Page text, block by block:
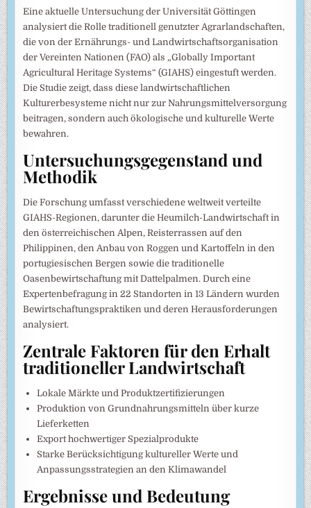
Eine aktuelle Untersuchung der Universität Göttingen
analysiert die Rolle traditionell genutzter Agrarlandschaften,
die von der Ernährungs- und Landwirtschaftsorganisation
der Vereinten Nationen (FAO) als „Globally Important
Agricultural Heritage Systems“ (GIAHS) eingestuft werden.
Die Studie zeigt, dass diese landwirtschaftlichen
Kulturerbesysteme nicht nur zur Nahrungsmittelversorgung
beitragen, sondern auch ökologische und kulturelle Werte
bewahren.
Untersuchungsgegenstand und
Methodik
Die Forschung umfasst verschiedene weltweit verteilte
GIAHS-Regionen, darunter die Heumilch-Landwirtschaft in
den österreichischen Alpen, Reisterrassen auf den
Philippinen, den Anbau von Roggen und Kartoffeln in den
portugiesischen Bergen sowie die traditionelle
Oasenbewirtschaftung mit Dattelpalmen. Durch eine
Expertenbefragung in 22 Standorten in 13 Ländern wurden
Bewirtschaftungspraktiken und deren Herausforderungen
analysiert.
Zentrale Faktoren für den Erhalt
traditioneller Landwirtschaft
Lokale Märkte und Produktzertifizierungen
Produktion von Grundnahrungsmitteln über kurze
Lieferketten
Export hochwertiger Spezialprodukte
Starke Berücksichtigung kultureller Werte und
Anpassungsstrategien an den Klimawandel
Ergebnisse und Bedeutung